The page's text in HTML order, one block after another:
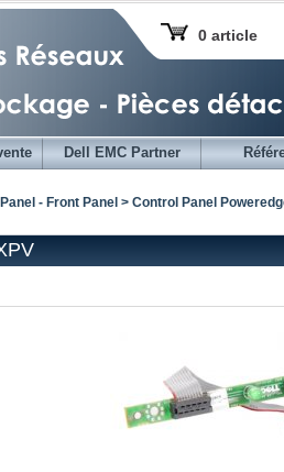
0 article
Dell EMC Partner
- Front Panel > Control Panel